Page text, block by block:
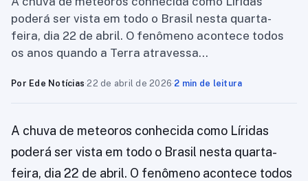
poderá ser vista em todo o Brasil nesta quarta-
feira, dia 22 de abril. O fenômeno acontece todos
os anos quando a Terra atravessa…
Por Ede Notícias·22 de abril de 2026·2 min de leitura
A chuva de meteoros conhecida como Líridas
poderá ser vista em todo o Brasil nesta quarta-
feira, dia 22 de abril. O fenômeno acontece todos